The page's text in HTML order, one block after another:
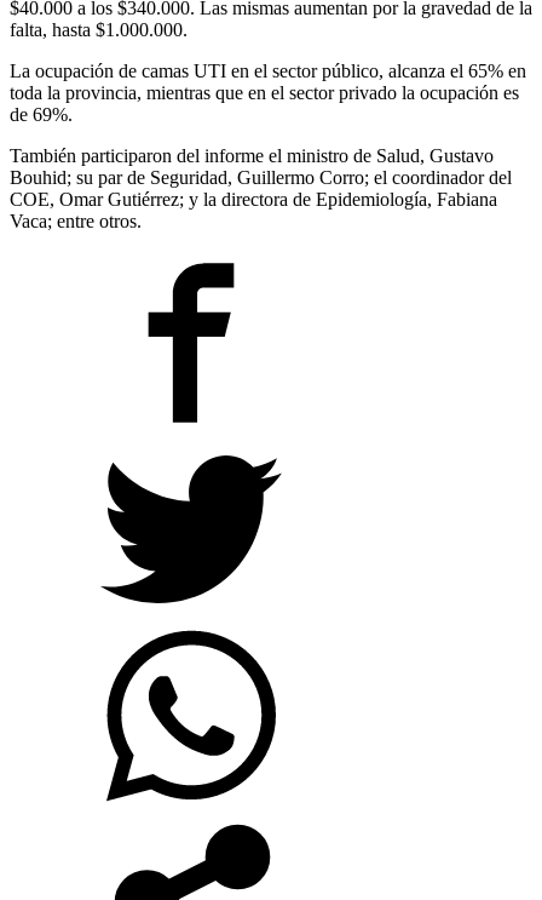
$40.000 a los $340.000. Las mismas aumentan por la gravedad de la
falta, hasta $1.000.000.
La ocupación de camas UTI en el sector público, alcanza el 65% en
toda la provincia, mientras que en el sector privado la ocupación es
de 69%.
También participaron del informe el ministro de Salud, Gustavo
Bouhid; su par de Seguridad, Guillermo Corro; el coordinador del
COE, Omar Gutiérrez; y la directora de Epidemiología, Fabiana
Vaca; entre otros.